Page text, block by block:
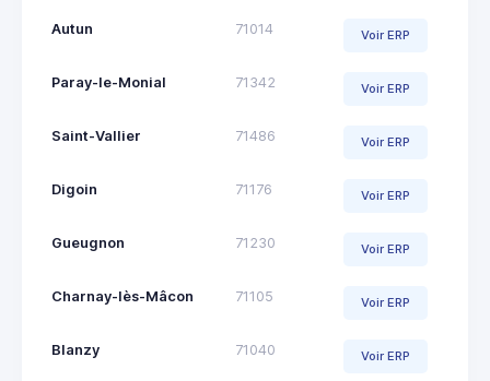
Autun 71014 Voir ERP
Paray-le-Monial 71342 Voir ERP
Saint-Vallier 71486 Voir ERP
Digoin 71176 Voir ERP
Gueugnon 71230 Voir ERP
Charnay-lès-Mâcon 71105 Voir ERP
Blanzy 71040 Voir ERP